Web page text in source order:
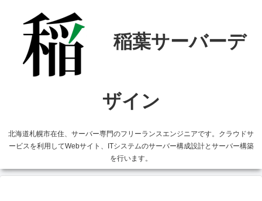
北海道札幌市在住、サーバー専門のフリーランスエンジニアです。クラウドサ
ービスを利用してWebサイト、ITシステムのサーバー構成設計とサーバー構築
を行います。